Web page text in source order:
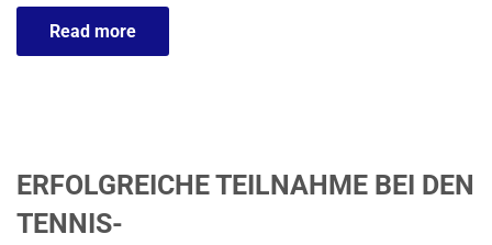
Read more
ERFOLGREICHE TEILNAHME BEI DEN
TENNIS-